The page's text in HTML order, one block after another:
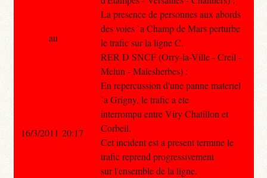
La presence de personnes aux abords
des voies `a Champ de Mars perturbe
le trafic sur la ligne C.
RER D SNCF (Orry-la-Ville - Creil -
Melun - Malesherbes) :
En repercussion d'une panne materiel
`a Grigny, le trafic a ete
interrompu entre Viry Chatillon et
Corbeil.
Cet incident est a present termine le
trafic reprend progressivement
sur l'ensemble de la ligne.
au
16/3/2011 20:17